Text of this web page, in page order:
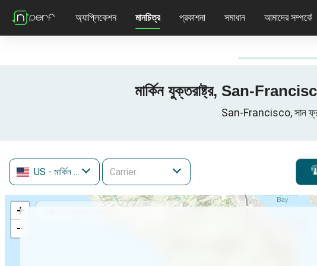
অ্যাপ্লিকেশন মানচিত্র প্রকাশনা সমাধান আমাদের সম্পর্কে
মার্কিন যুক্তরাষ্ট্র, San-
San-Francisco, সান
US - মার্কিন যুক্তরাষ্ট্র
+
−